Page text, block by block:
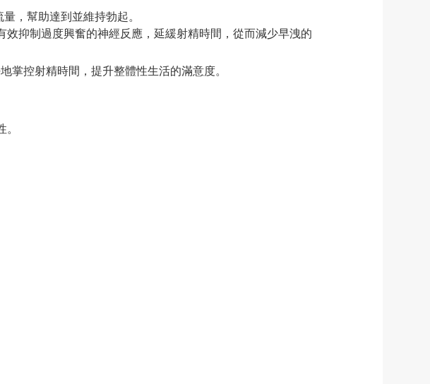
，幫助達到並維持勃起。
抑制過度興奮的神經反應，延緩射精時間，從而減少早洩的
控射精時間，提升整體性生活的滿意度。